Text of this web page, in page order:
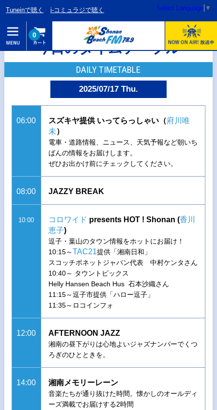
Tuneinで聴く i-コミュラジで聴く Select Language ▼
0
今日のタイムテーブル
DAILY TIMETABLE
2025/07/17 Thu.
06:00 スズキヤ提供 いってらっしゃい（府川唯
未）
電車・道路情報、ニュース、天気予報など朝いち
ばんの情報をお届けします。
ぜひお出かけ前にチェックしてください。
08:00 JAZZY BREAK
10:00 コロワイド presents HOT ! Shonan (香川
恵子)
逗子・葉山のタウン情報をホットにお届け！
10:15～TAC21提供「湘南日和」
スコッチボネットジャパン代表 中村ケンタさん
10:40～ タウントピックス
Helly Hansen Beach Hus 石本沙織さん
11:15～逗子市提供「ハロー逗子」
11:35～ロコインフォ
12:00 AFTERNOON JAZZ
湘南の昼下がりは心地よいジャズナンバーでくつ
ろぎのひとときを。
14:00 湘南メモリーレーン
音楽たちが通り抜けた時間。懐かしのオールディ
ーズ満載でお届けする2時間